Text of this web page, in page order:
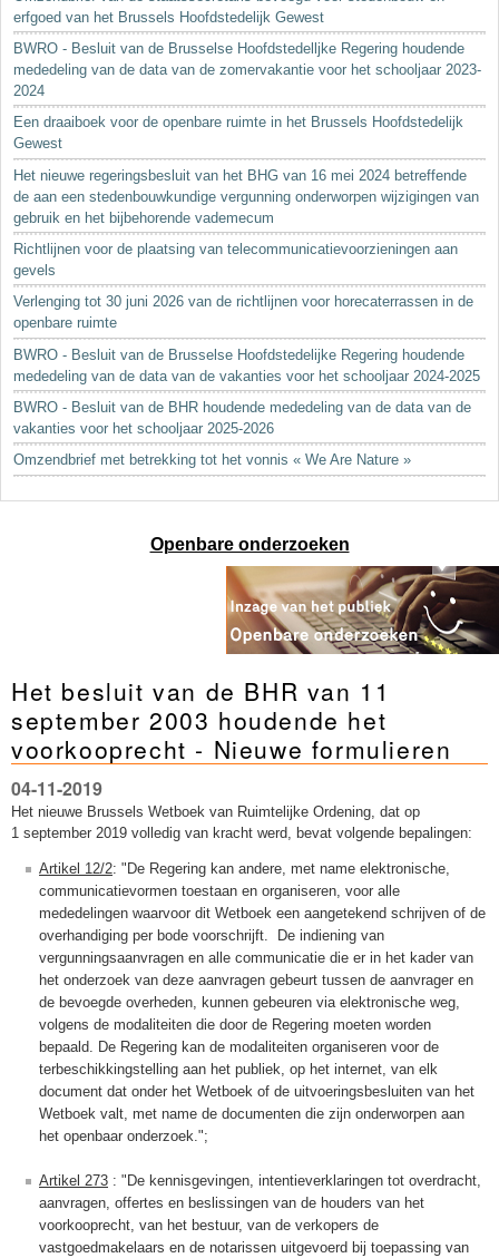
erfgoed van het Brussels Hoofdstedelijk Gewest
BWRO - Besluit van de Brusselse Hoofdstedelljke Regering houdende
mededeling van de data van de zomervakantie voor het schooljaar 2023-
2024
Een draaiboek voor de openbare ruimte in het Brussels Hoofdstedelijk
Gewest
Het nieuwe regeringsbesluit van het BHG van 16 mei 2024 betreffende
de aan een stedenbouwkundige vergunning onderworpen wijzigingen van
gebruik en het bijbehorende vademecum
Richtlijnen voor de plaatsing van telecommunicatievoorzieningen aan
gevels
Verlenging tot 30 juni 2026 van de richtlijnen voor horecaterrassen in de
openbare ruimte
BWRO - Besluit van de Brusselse Hoofdstedelijke Regering houdende
mededeling van de data van de vakanties voor het schooljaar 2024-2025
BWRO - Besluit van de BHR houdende mededeling van de data van de
vakanties voor het schooljaar 2025-2026
Omzendbrief met betrekking tot het vonnis « We Are Nature »
Openbare onderzoeken
Het besluit van de BHR van 11
september 2003 houdende het
voorkooprecht - Nieuwe formulieren
04-11-2019
Het nieuwe Brussels Wetboek van Ruimtelijke Ordening, dat op
1 september 2019 volledig van kracht werd, bevat volgende bepalingen:
Artikel 12/2: "De Regering kan andere, met name elektronische,
communicatievormen toestaan en organiseren, voor alle
mededelingen waarvoor dit Wetboek een aangetekend schrijven of de
overhandiging per bode voorschrijft. De indiening van
vergunningsaanvragen en alle communicatie die er in het kader van
het onderzoek van deze aanvragen gebeurt tussen de aanvrager en
de bevoegde overheden, kunnen gebeuren via elektronische weg,
volgens de modaliteiten die door de Regering moeten worden
bepaald. De Regering kan de modaliteiten organiseren voor de
terbeschikkingstelling aan het publiek, op het internet, van elk
document dat onder het Wetboek of de uitvoeringsbesluiten van het
Wetboek valt, met name de documenten die zijn onderworpen aan
het openbaar onderzoek.";
Artikel 273 : "De kennisgevingen, intentieverklaringen tot overdracht,
aanvragen, offertes en beslissingen van de houders van het
voorkooprecht, van het bestuur, van de verkopers de
vastgoedmakelaars en de notarissen uitgevoerd bij toepassing van